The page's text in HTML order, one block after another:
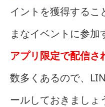
イントを獲得するこ
まなイベントに参加
アプリ限定で配信さ
数多くあるので、
ールしておきましょ